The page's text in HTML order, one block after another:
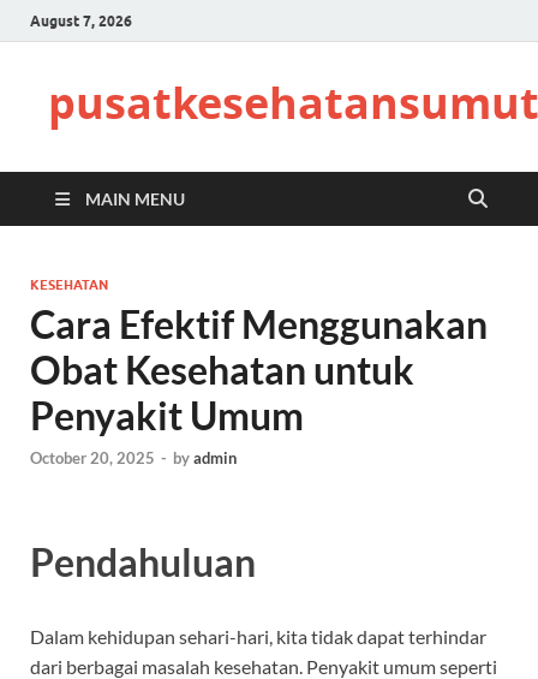
August 7, 2026
MAIN MENU
KESEHATAN
Cara Efektif Menggunakan
Obat Kesehatan untuk
Penyakit Umum
October 20, 2025 - byadmin
Pendahuluan
Dalam kehidupan sehari-hari, kita tidak dapat terhindar
dari berbagai masalah kesehatan. Penyakit umum seperti